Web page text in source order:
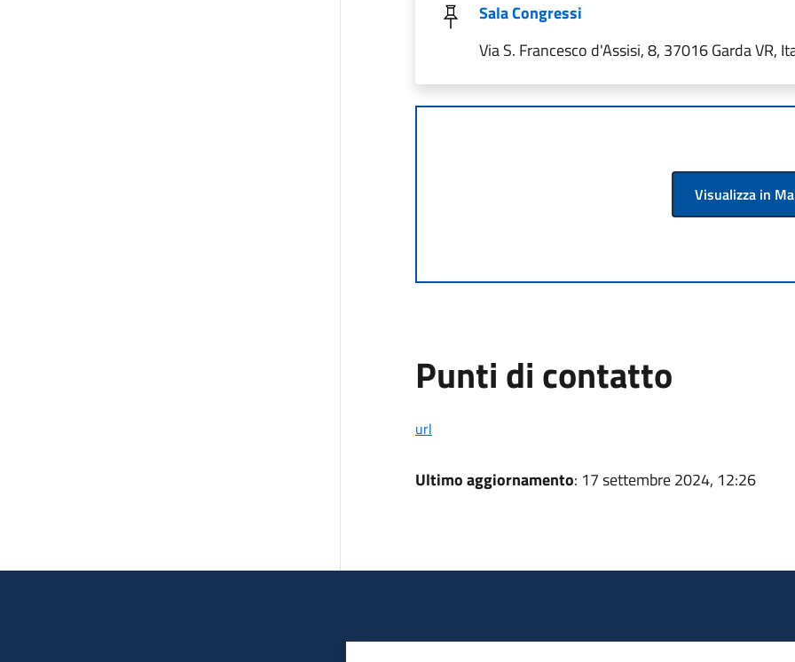
Sala Congressi
Via S. Francesco d'Assisi, 8, 37016 Garda VR,
Visualizza in
Punti di contatto
url
Ultimo aggiornamento: 17 settembre 2024, 12:26